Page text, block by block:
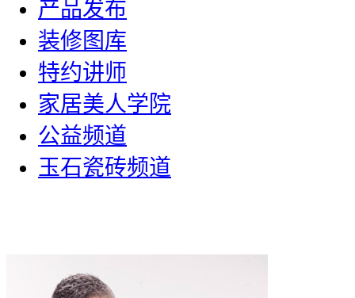
产品发布
装修图库
特约讲师
家居美人学院
公益频道
玉石瓷砖频道